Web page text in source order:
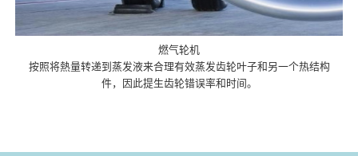
燃气轮机
按照将熱量转递到蒸发液来合理有效蒸发齿轮叶子和另一个热结构
件，因此提生齿轮错误率和时间。